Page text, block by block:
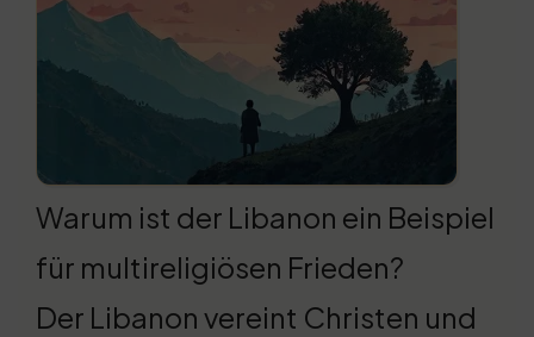
Warum ist der Libanon ein Beispiel
für multireligiösen Frieden?
Der Libanon vereint Christen und